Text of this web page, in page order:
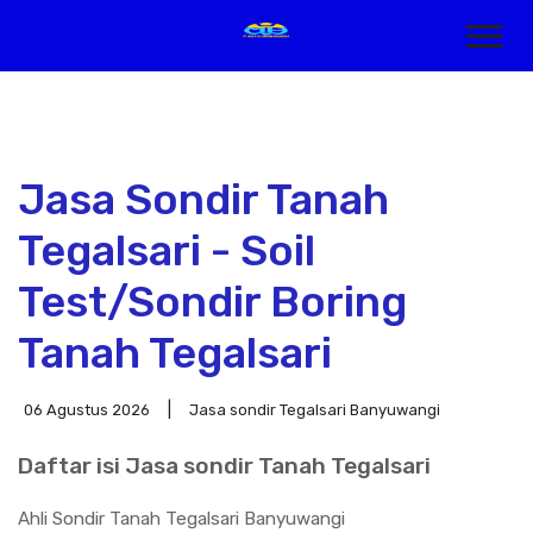
Jasa Sondir Tanah
Tegalsari - Soil
Test/Sondir Boring
Tanah Tegalsari
06 Agustus 2026 Jasa sondir Tegalsari Banyuwangi
Daftar isi Jasa sondir Tanah Tegalsari
Ahli Sondir Tanah Tegalsari Banyuwangi